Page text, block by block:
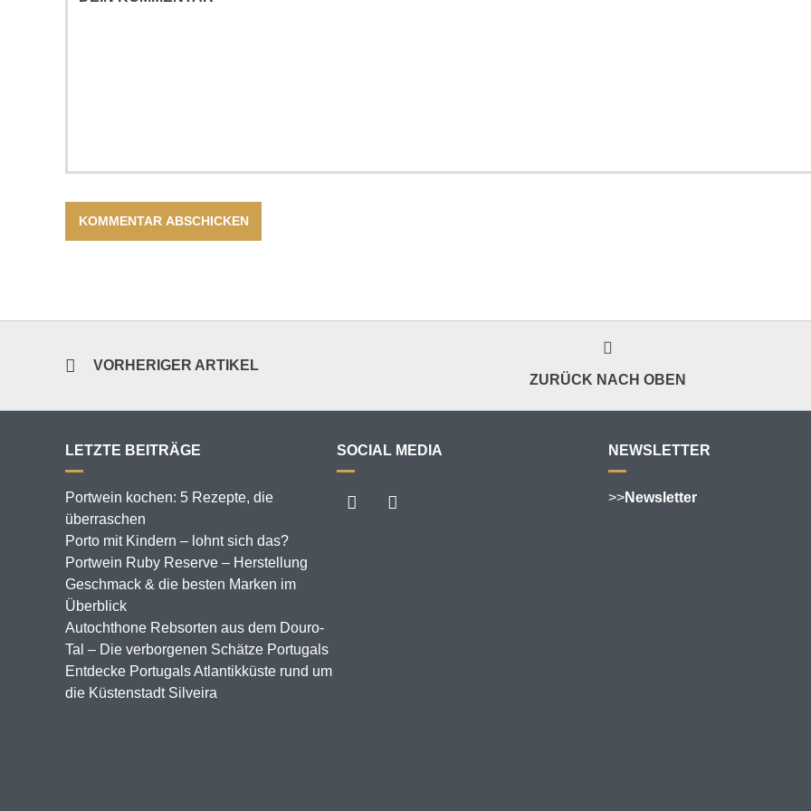
VORHERIGER ARTIKEL
ZURÜCK NACH OBEN
LETZTE BEITRÄGE
Portwein kochen: 5 Rezepte, die
überraschen
Porto mit Kindern – lohnt sich das?
Portwein Ruby Reserve – Herstellung
Geschmack & die besten Marken im
Überblick
Autochthone Rebsorten aus dem Douro-
Tal – Die verborgenen Schätze Portugals
Entdecke Portugals Atlantikküste rund um
die Küstenstadt Silveira
SOCIAL MEDIA NEWSLETTER
>>Newsletter